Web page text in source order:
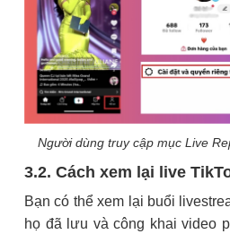
Người dùng truy cập mục Live
3.2. Cách xem lại live
Bạn có thể xem lại buổi
họ đã lưu và công khai video